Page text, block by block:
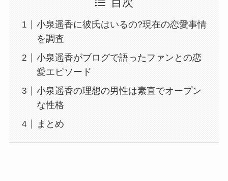
目次
小泉遥香に彼氏はいるの?現在の恋愛事情
を調査
小泉遥香がブログで語ったファンとの恋
愛エピソード
小泉遥香の理想の男性は素直でオープン
な性格
まとめ